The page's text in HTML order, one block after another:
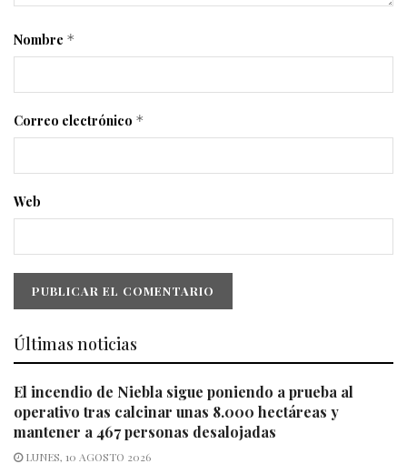
Nombre *
Correo electrónico *
Web
Últimas noticias
El incendio de Niebla sigue poniendo a prueba al
operativo tras calcinar unas 8.000 hectáreas y
mantener a 467 personas desalojadas
LUNES, 10 AGOSTO 2026